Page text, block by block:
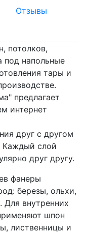
Отзывы
потолков,
под напольные
тары и
предлагает
интернет
друг с другом
Каждый слой
друг другу.
фанеры
березы, ольхи,
Для внутренних
шпон
лиственницы и